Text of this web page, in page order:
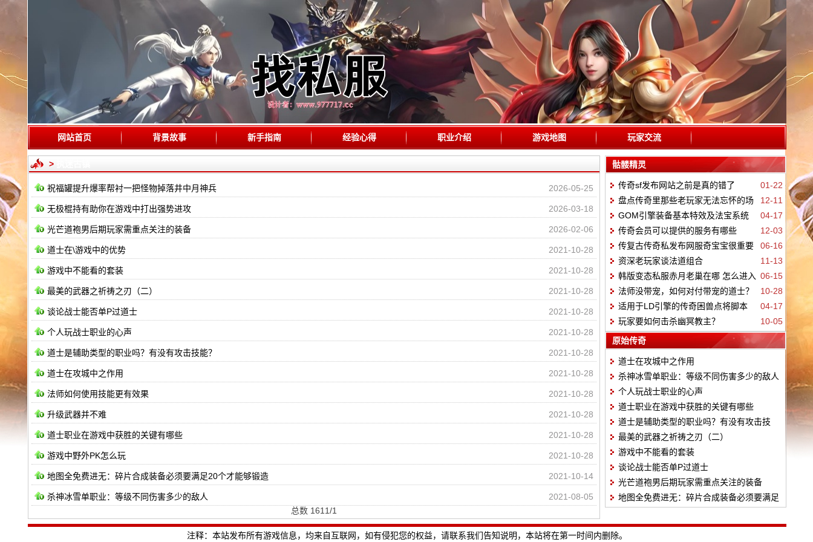
网站首页 背景故事 新手指南 经验心得 职业介绍 游戏地图 玩家交流
>
2026-05-25
祝福罐提升爆率帮衬一把怪物掉落井中月神兵
2026-03-18
无极棍持有助你在游戏中打出强势进攻
2026-02-06
光芒道袍男后期玩家需重点关注的装备
2021-10-28
道士在\游戏中的优势
2021-10-28
游戏中不能看的套装
2021-10-28
最美的武器之祈祷之刃（二）
2021-10-28
谈论战士能否单P过道士
2021-10-28
个人玩战士职业的心声
2021-10-28
道士是辅助类型的职业吗？有没有攻击技能？
2021-10-28
道士在攻城中之作用
2021-10-28
法师如何使用技能更有效果
2021-10-28
升级武器并不难
2021-10-28
道士职业在游戏中获胜的关键有哪些
2021-10-28
游戏中野外PK怎么玩
2021-10-14
地图全免费进无：碎片合成装备必须要满足20个才能够锻造
2021-08-05
杀神冰雪单职业：等级不同伤害多少的敌人
总数 161 1/1
骷髅精灵
01-22
传奇sf发布网站之前是真的错了
12-11
盘点传奇里那些老玩家无法忘怀的场
面
04-17
GOM引擎装备基本特效及法宝系统
核心内容脚本
12-03
传奇会员可以提供的服务有哪些
06-16
传复古传奇私发布网服奇宝宝很重要
11-13
资深老玩家谈法道组合
06-15
韩版变态私服赤月老巢在哪 怎么进入
10-28
法师没带宠，如何对付带宠的道士？
04-17
适用于LD引擎的传奇困兽点将脚本
10-05
玩家要如何击杀幽冥教主？
原始传奇
道士在攻城中之作用
杀神冰雪单职业：等级不同伤害多少的敌人
个人玩战士职业的心声
道士职业在游戏中获胜的关键有哪些
道士是辅助类型的职业吗？有没有攻击技
能？
最美的武器之祈祷之刃（二）
游戏中不能看的套装
谈论战士能否单P过道士
光芒道袍男后期玩家需重点关注的装备
地图全免费进无：碎片合成装备必须要满足
注释：本站发布所有游戏信息，均来自互联网，如有侵犯您的权益，请联系我们告知说明，本站将在第一时间内删除。